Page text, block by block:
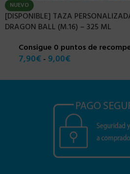
NUEVO
[DISPONIBLE] TAZA
DRAGON BALL (M.16) – 325 ML
Consigue 0 puntos de
7,90€- 9,00€